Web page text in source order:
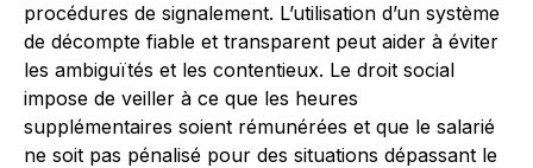
procédures de signalement. L’utilisation d’un système
de décompte fiable et transparent peut aider à éviter
les ambiguïtés et les contentieux. Le droit social
impose de veiller à ce que les heures
supplémentaires soient rémunérées et que le salarié
ne soit pas pénalisé pour des situations dépassant le